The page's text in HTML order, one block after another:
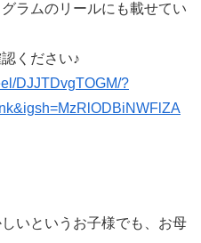
ラムのリールにも載せてい
ください♪
DJJTDvgTOGM/?
いというお子様でも、お母